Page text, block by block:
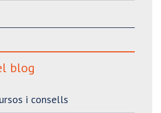
blog
i consells